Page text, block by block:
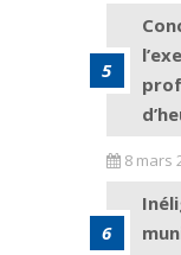
8 mars